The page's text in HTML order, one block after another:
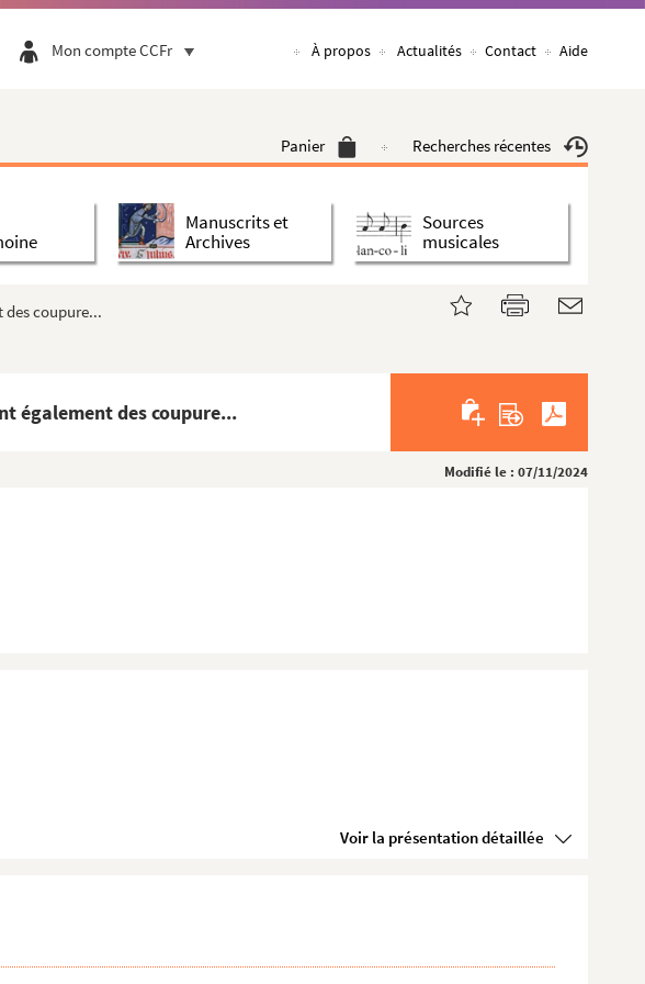
Mon compte CCFr À propos Actualités Contact Aide
Panier Recherches récentes
Manuscrits et
Archives
Sources
musicales
coupure...
également des coupure...
Modifié le : 07/11/2024
Voir la présentation détaillée